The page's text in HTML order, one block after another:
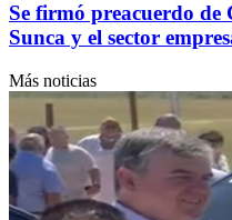
Se firmó preacuerdo de
Sunca y el sector
Más noticias